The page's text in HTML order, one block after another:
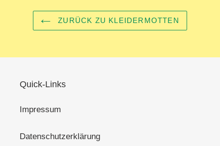
ZURÜCK ZU KLEIDERMOTTEN
Quick-Links
Impressum
Datenschutzerklärung